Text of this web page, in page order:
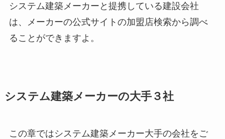
システム建築メーカーと提携している建設会社
は、メーカーの公式サイトの加盟店検索から調べ
ることができますよ。
システム建築メーカーの大手３社
この章ではシステム建築メーカー大手の会社をご